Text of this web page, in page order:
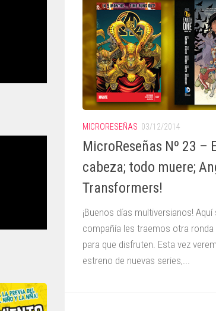
MICRORESEÑAS 03/12/2014
MicroReseñas Nº 23 –
cabeza; todo muere;
Transformers!
¡Buenos días multiversianos!
compañía les traemos otra
para que disfruten. Esta vez
estreno de nuevas series,...